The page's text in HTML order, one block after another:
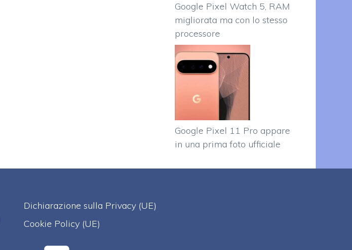
Google Pixel Watch 5, RAM
migliorata ma con lo stesso
processore
Google Pixel 11 Pro appare
in una prima foto ufficiale
Dichiarazione sulla Privacy (UE)
Cookie Policy (UE)